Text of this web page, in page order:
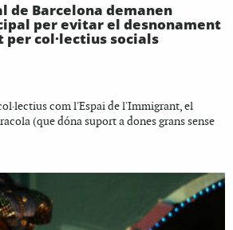
de Barcelona demanen
per evitar el desnonament
col·lectius socials
com l'Espai de l'Immigrant, el
(que dóna suport a dones grans sense